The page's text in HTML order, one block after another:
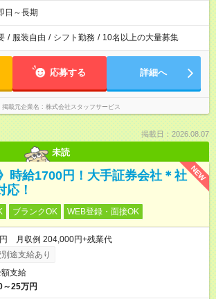
日～長期
/ 服装自由 / シフト勤務 / 10名以上の大量募集
応募する 詳細へ
掲載元企業名 株式会社スタッフサービス
掲載日：2026.08.07
未読
NEW
時給1700円！大手証券会社＊社
応！
ブランクOK WEB登録・面接OK
月収例 204,000円+残業代
途支給あり
支給
～25万円